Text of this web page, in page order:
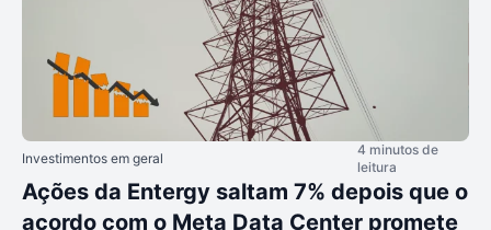
Investimentos em geral
4 minutos de
leitura
Ações da Entergy saltam 7% depois que o
acordo com o Meta Data Center promete